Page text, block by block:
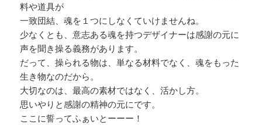
料や道具が
一致団結、魂を１つにしなくていけませんね。
少なくとも、意志ある魂を持つデザイナーは感謝の元に
声を聞き操る義務があります。
だって、操られる物は、単なる材料でなく、魂をもった
生き物なのだから。
大切なのは、最高の素材ではなく、活かし方。
思いやりと感謝の精神の元にです。
ここに誓ってふぁいとーーー！